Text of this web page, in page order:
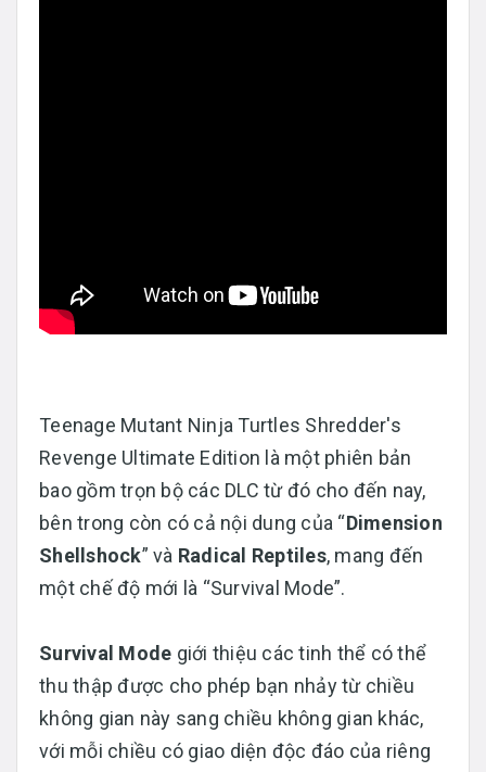
Teenage Mutant Ninja Turtles Shredder's
Revenge Ultimate Edition là một phiên bản
bao gồm trọn bộ các DLC từ đó cho đến nay,
bên trong còn có cả nội dung của “Dimension
Shellshock” và Radical Reptiles, mang đến
một chế độ mới là “Survival Mode”.
Survival Mode giới thiệu các tinh thể có thể
thu thập được cho phép bạn nhảy từ chiều
không gian này sang chiều không gian khác,
với mỗi chiều có giao diện độc đáo của riêng